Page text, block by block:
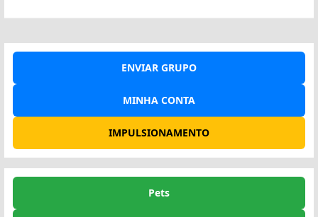
ENVIAR GRUPO
MINHA CONTA
IMPULSIONAMENTO
Pets